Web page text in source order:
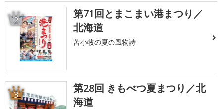
2
第71回とまこまい港まつり／
北海道
苫小牧の夏の風物詩
3
第28回 きもべつ夏まつり／北
海道